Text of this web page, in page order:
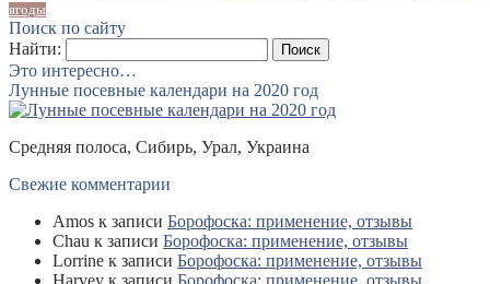
ягоды
Поиск по сайту
Найти:
Это интересно…
Лунные посевные календари на 2020 год
Средняя полоса, Сибирь, Урал, Украина
Свежие комментарии
Amos к записи Борофоска: применение, отзывы
Chau к записи Борофоска: применение, отзывы
Lorrine к записи Борофоска: применение, отзывы